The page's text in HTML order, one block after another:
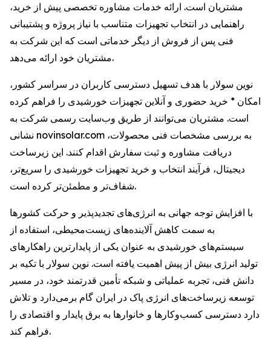
مشتریان است. ارائه خدمات مشاوره تخصصی پیش از خرید،
راهنمایی در انتخاب تجهیزات متناسب با نیاز پروژه و پشتیبانی
فنی پس از فروش از دیگر خدماتی است که این شرکت به
مشتریان خود ارائه می‌دهد.
نوین سولار با هدف تسهیل دسترسی کاربران در سراسر کشور،
امکان * خرید حضوری و آنلاین تجهیزات خورشیدی را فراهم کرده
است. مشتریان می‌توانند از طریق وب‌سایت رسمی شرکت به
نشانی novinsolar.com به بررسی مشخصات فنی محصولات،
دریافت مشاوره و ثبت سفارش اقدام کنند. این زیرساخت
دیجیتال، فرآیند انتخاب و خرید تجهیزات خورشیدی را سریع‌تر،
شفاف‌تر و مطمئن‌تر کرده است.
با افزایش توجه جهانی به انرژی‌های تجدیدپذیر و حرکت کشورها
به سمت کاهش آلاینده‌های زیست‌محیطی، استفاده از
سیستم‌های خورشیدی به عنوان یکی از پایدارترین راهکارهای
تولید انرژی بیش از پیش اهمیت یافته است. نوین سولار با تکیه بر
دانش فنی، تجربه عملیاتی و شبکه تأمین قدرتمند خود، در مسیر
توسعه زیرساخت‌های انرژی پاک در ایران گام برمی‌دارد و تلاش
دارد دسترسی کسب‌وکارها و خانوارها به برق پایدار و اقتصادی را
فراهم کند.